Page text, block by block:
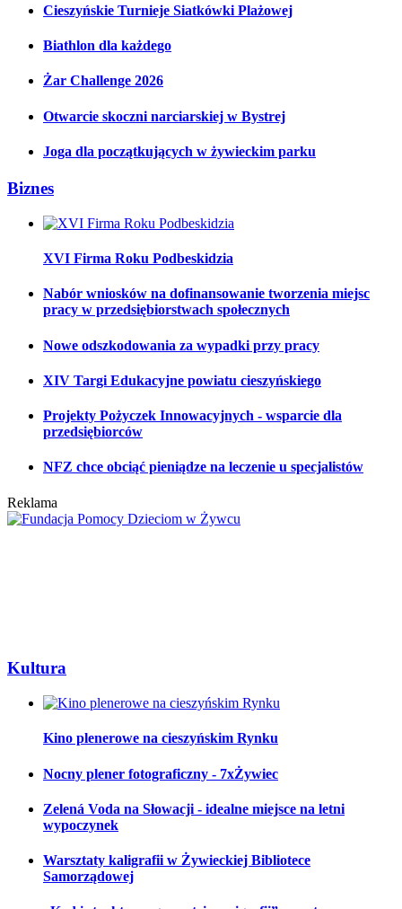
Cieszyńskie Turnieje Siatkówki Plażowej
Biathlon dla każdego
Żar Challenge 2026
Otwarcie skoczni narciarskiej w Bystrej
Joga dla początkujących w żywieckim parku
Biznes
XVI Firma Roku Podbeskidzia
Nabór wniosków na dofinansowanie tworzenia miejsc
pracy w przedsiębiorstwach społecznych
Nowe odszkodowania za wypadki przy pracy
XIV Targi Edukacyjne powiatu cieszyńskiego
Projekty Pożyczek Innowacyjnych - wsparcie dla
przedsiębiorców
NFZ chce obciąć pieniądze na leczenie u specjalistów
Reklama
Kultura
Kino plenerowe na cieszyńskim Rynku
Nocny plener fotograficzny - 7xŻywiec
Zelená Voda na Słowacji - idealne miejsce na letni
wypoczynek
Warsztaty kaligrafii w Żywieckiej Bibliotece
Samorządowej